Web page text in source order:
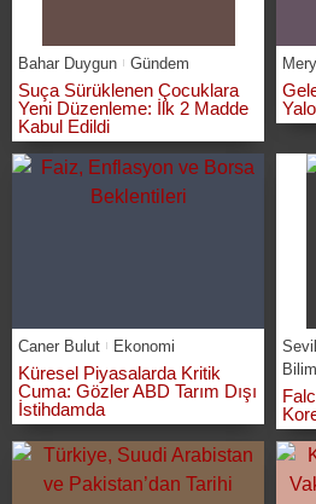
Bahar Duygun Gündem
Suça Sürüklenen Çocuklara
Yeni Düzenleme: İlk 2 Madde
Kabul Edildi
Caner Bulut Ekonomi
Küresel Piyasalarda Kritik
Cuma: Gözler ABD Tarım Dışı
İstihdamda